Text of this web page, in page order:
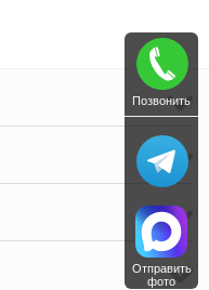
Позвонить
Отправить
фото